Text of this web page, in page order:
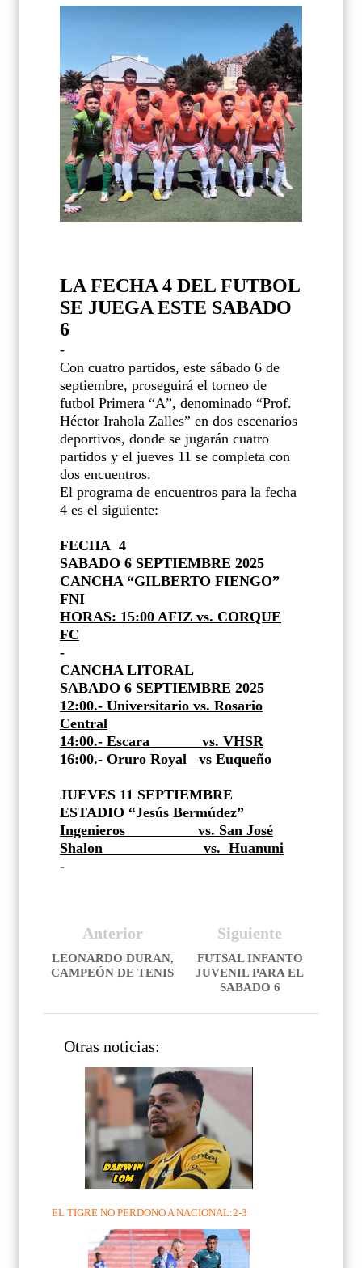
LA FECHA 4 DEL FUTBOL
SE JUEGA ESTE SABADO
6
-
Con cuatro partidos, este sábado 6 de
septiembre, proseguirá el torneo de
futbol Primera “A”, denominado “Prof.
Héctor Irahola Zalles” en dos escenarios
deportivos, donde se jugarán cuatro
partidos y el jueves 11 se completa con
dos encuentros.
El programa de encuentros para la fecha
4 es el siguiente:
FECHA 4
SABADO 6 SEPTIEMBRE 2025
CANCHA “GILBERTO FIENGO”
FNI
HORAS: 15:00 AFIZ vs. CORQUE
FC
-
CANCHA LITORAL
SABADO 6 SEPTIEMBRE 2025
12:00.- Universitario vs. Rosario
Central
14:00.- Escara
vs. VHSR
16:00.- Oruro Royal
vs Euqueño
JUEVES 11 SEPTIEMBRE
ESTADIO “Jesús Bermúdez”
Ingenieros
vs. San José
Shalon
vs. Huanuni
-
Siguiente
FUTSAL INFANTO
JUVENIL PARA EL
SABADO 6
Anterior
LEONARDO DURAN,
CAMPEÓN DE TENIS
Otras noticias:
EL TIGRE NO PERDONO A NACIONAL:2-3